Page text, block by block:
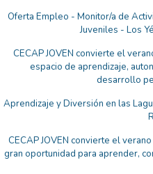
Oferta Empleo - Monitor/a de
Juveniles - Los
CECAP JOVEN convierte el
espacio de aprendizaje,
desarrollo
Aprendizaje y Diversión en las
CECAP JOVEN convierte el verano
gran oportunidad para aprender,